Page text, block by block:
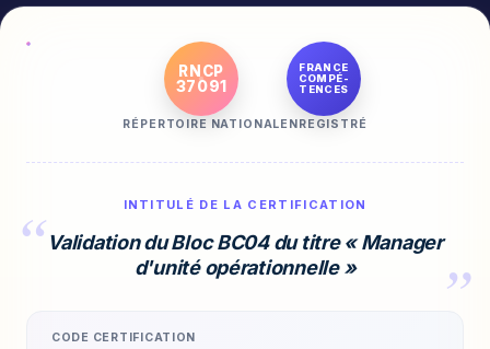
RNCP
37091
RÉPERTOIRE NATIONAL
FRANCE
COMPÉ-
TENCES
ENREGISTRÉ
INTITULÉ DE LA CERTIFICATION
Validation du Bloc BC04 du titre « Manager
d'unité opérationnelle »
CODE CERTIFICATION